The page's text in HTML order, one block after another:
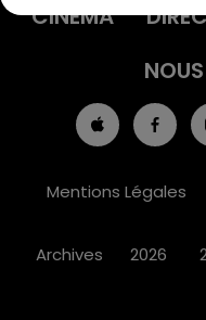
CINÉMA
Mentions Légales
Archives 2026